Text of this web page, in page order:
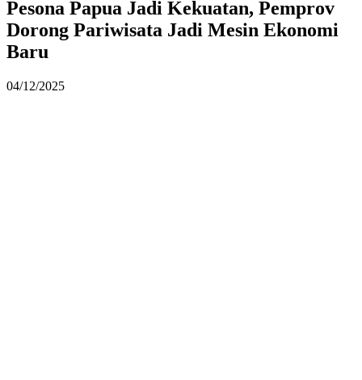
Pesona Papua Jadi Kekuatan, Pemprov
Dorong Pariwisata Jadi Mesin Ekonomi
Baru
04/12/2025